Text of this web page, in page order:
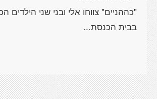
"כההניים" צווחו אלי ובני שני הילדים